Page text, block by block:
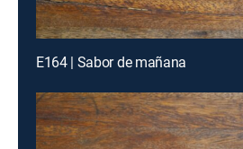
E164 | Sabor de mañana